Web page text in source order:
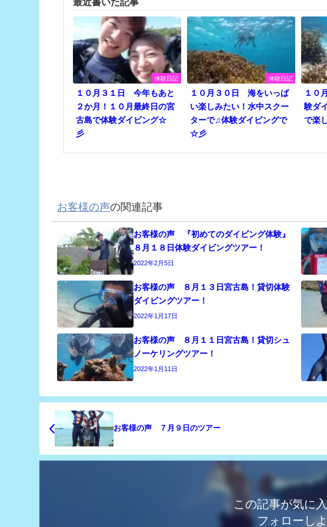
体験日記
１０月３１日 今年もあと
２か月！１０月最終日の宮
古島で体験ダイビング☆
彡
体験日記
１０月３０日 海をいっぱ
い楽しみたい！水中スクー
ターで♫体験ダイビングで
☆彡
１０
験ダ
で楽
お客様の声の関連記事
お客様の声 『初めてのダイビング体験』
８月１８日体験ダイビングツアー！
2022年2月5日
お客様の声 ８月１３日宮古島！貸切体験
ダイビングツアー！
2022年1月17日
お客様の声 ８月１１日宮古島！貸切シュ
ノーケリングツアー！
2022年1月11日
お客様の声 ７月９日のツアー
この記事が気に
フォローし